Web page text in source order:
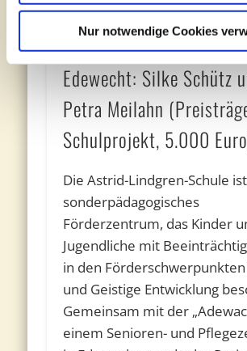
Nur notwendige Cookies
Astrid-Lindgren-Schule
Seniorenzentrum
Edewecht: Silke Schütz
Petra Meilahn
Schulprojekt, 5.000
Die Astrid-Lindgren-Schule
sonderpädagogisches
Förderzentrum, das Kinder
Jugendliche mit
in den
und Geistige Entwicklung
Gemeinsam mit der
einem Senioren- und